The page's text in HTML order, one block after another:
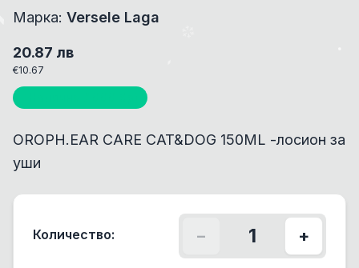
Марка: Versele Laga
20.87 лв
€10.67
OROPH.EAR CARE CAT&DOG 150ML -лосион за
уши
Количество: − 1 +